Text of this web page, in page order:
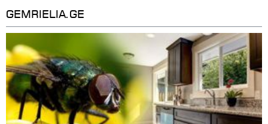
12:20 / 04-08-2026
"როცა კანონიკიდან
გამომდინარე, მართებულად
მიგვაჩნია, რომ ადამიანის
გასვენება ტაძრიდან არ მოხდეს,
ეს მგლოვიარეს ისეთი
სიყვარულითა უნდა ავუხსნათ,
რომ შფოთვა არ დაიბადოს" -
დედა სიდონია
16:02 / 03-08-2026
GEMRIELIA.GE